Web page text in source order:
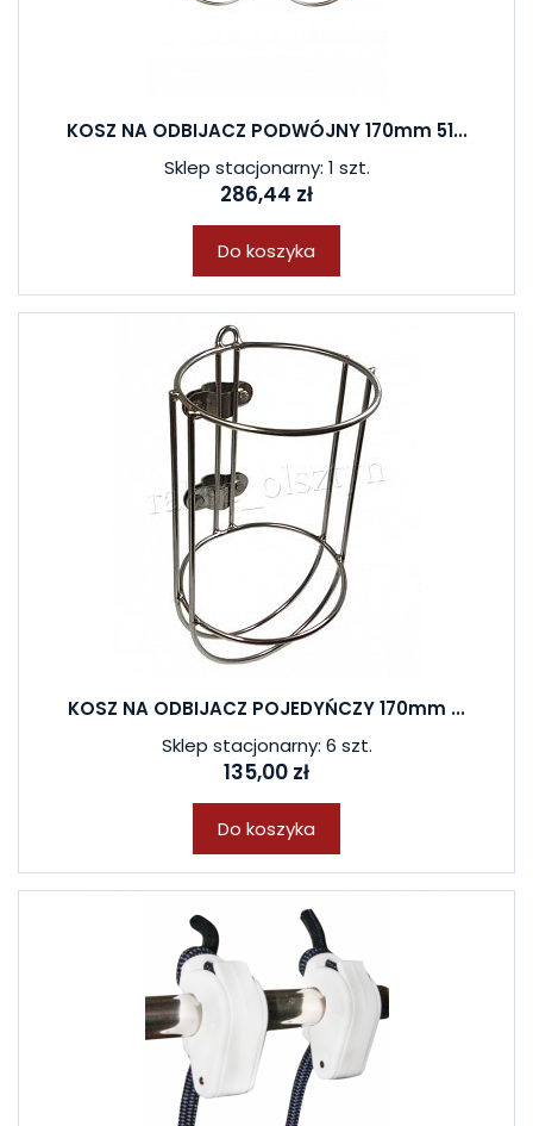
KOSZ NA ODBIJACZ PODWÓJNY 170mm 51...
Sklep stacjonarny: 1 szt.
286,44 zł
Do koszyka
KOSZ NA ODBIJACZ POJEDYŃCZY 170mm ...
Sklep stacjonarny: 6 szt.
135,00 zł
Do koszyka